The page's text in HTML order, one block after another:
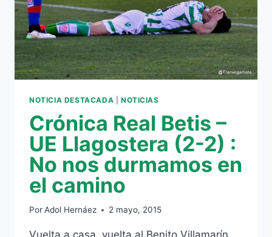
NOTICIA DESTACADA NOTICIAS
Crónica Real Betis –
UE Llagostera (2-2) :
No nos durmamos en
el camino
PorAdol Hernáez 2 mayo, 2015